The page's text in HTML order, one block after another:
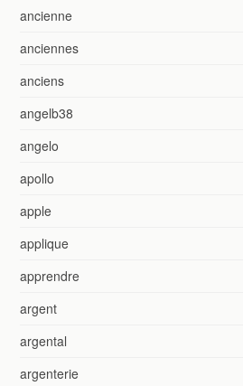
ancienne
anciennes
anciens
angelb38
angelo
apollo
apple
applique
apprendre
argent
argental
argenterie